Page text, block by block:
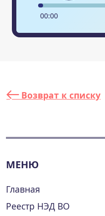
00:00
Возврат к списку
МЕНЮ
Главная
Реестр НЭД ВО